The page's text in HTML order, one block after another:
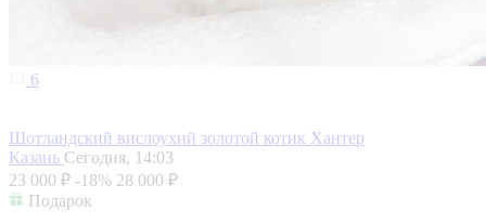
6
Шотландский вислоухий золотой котик Хантер
Казань Сегодня, 14:03
23 000 ₽ -18% 28 000 ₽
Подарок